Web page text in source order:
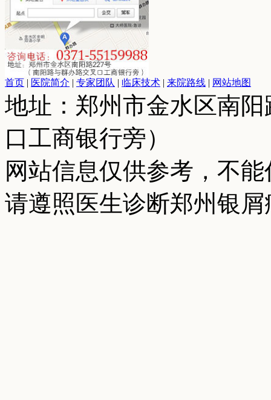
首页 | 医院简介 | 专家团队 | 临床技术 | 来院路线 | 网站地图
地址：郑州市金水区南
口工商银行旁）
网站信息仅供参考，不
请遵照医生诊断郑州银